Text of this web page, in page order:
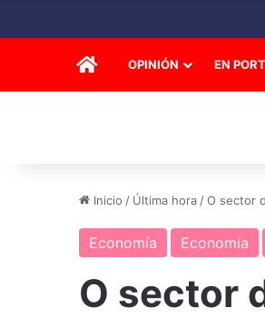
INICIOOPINIÓN EN
Inicio / Última hora /O sector
Economía Economía
O sector